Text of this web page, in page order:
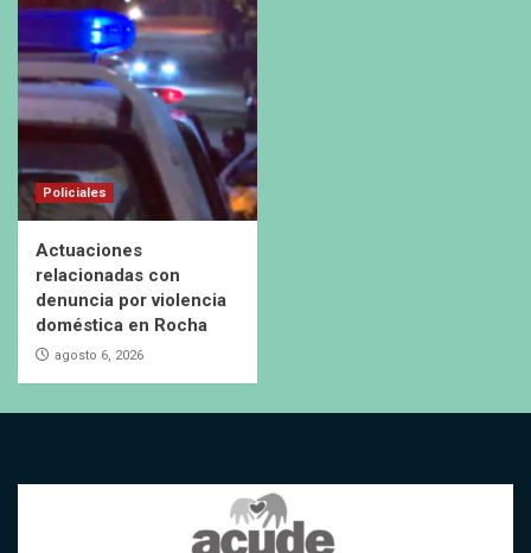
Policiales
Actuaciones
relacionadas con
denuncia por violencia
doméstica en Rocha
agosto 6, 2026